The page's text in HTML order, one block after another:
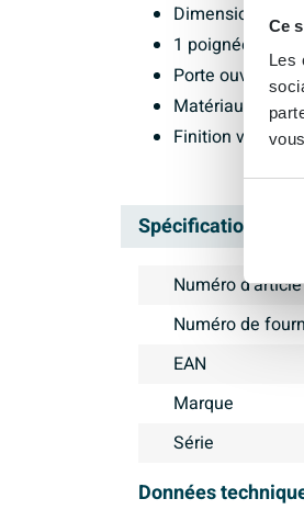
Ce
Les
Dimensions :
1 poignée
Porte ouvrant à
Matériau MFC
Finition viking
Spécifications
Numéro d'article
Numéro de
EAN
Marque
Série
Données